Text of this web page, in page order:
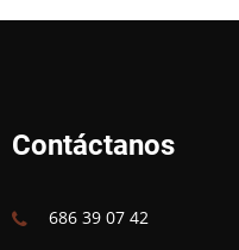
Contáctanos
686 39 07 42